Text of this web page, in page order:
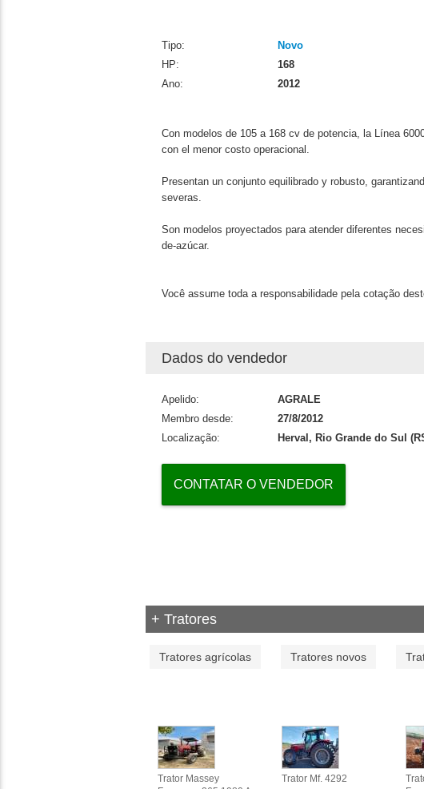
Tipo:
Novo
HP:
168
Ano:
2012
Con modelos de 105 a 168 cv de potencia, la Línea
con el menor costo operacional.
Presentan un conjunto equilibrado y robusto,
severas.
Son modelos proyectados para atender diferentes
de-azúcar.
Você assume toda a responsabilidade pela cotação
Dados do vendedor
Apelido:
AGRALE
Membro desde:
27/8/2012
Localização:
Herval, Rio Grande do Sul
CONTATAR O VENDEDOR
+ Tratores
Tratores agrícolas Tratores novos
Trator Massey
Trator Mf. 4292